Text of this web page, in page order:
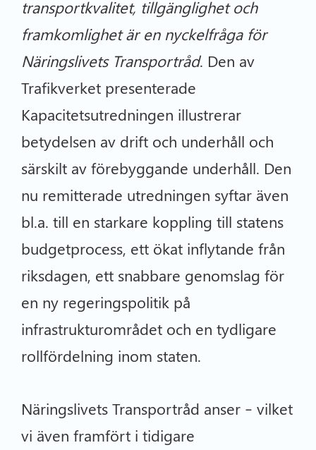
transportkvalitet, tillgänglighet och
framkomlighet är en nyckelfråga för
Näringslivets Transportråd. Den av
Trafikverket presenterade
Kapacitetsutredningen illustrerar
betydelsen av drift och underhåll och
särskilt av förebyggande underhåll. Den
nu remitterade utredningen syftar även
bl.a. till en starkare koppling till statens
budgetprocess, ett ökat inflytande från
riksdagen, ett snabbare genomslag för
en ny regeringspolitik på
infrastrukturområdet och en tydligare
rollfördelning inom staten.
Näringslivets Transportråd anser – vilket
vi även framfört i tidigare